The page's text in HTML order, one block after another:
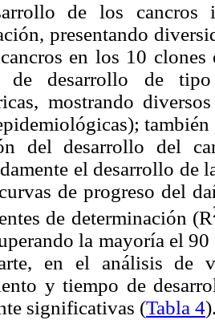
de los
presentando
en los 10 clones
de desarrollo de
mostrando
del desarrollo del
el desarrollo de
de progreso del
de determinación (R
la mayoría el
en el análisis de
y tiempo de
significativas (Tabla 4